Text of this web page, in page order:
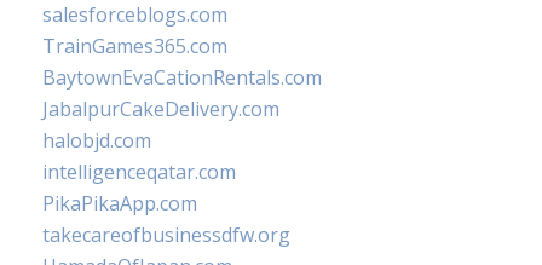
salesforceblogs.com
TrainGames365.com
BaytownEvaCationRentals.com
JabalpurCakeDelivery.com
halobjd.com
intelligenceqatar.com
PikaPikaApp.com
takecareofbusinessdfw.org